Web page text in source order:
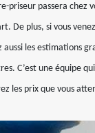
priseur passera chez
De plus, si vous
aussi les estimations
C’est une équipe
les prix que vous